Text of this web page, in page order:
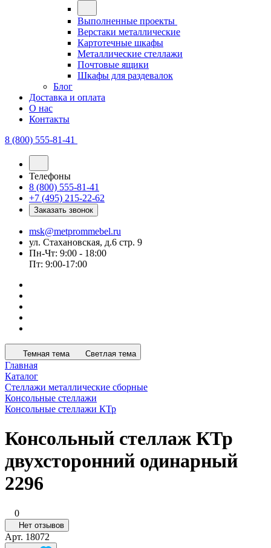
Выполненные проекты
Верстаки металлические
Картотечные шкафы
Металлические стеллажи
Почтовые ящики
Шкафы для раздевалок
Блог
Доставка и оплата
О нас
Контакты
8 (800) 555-81-41
Телефоны
8 (800) 555-81-41
+7 (495) 215-22-62
Заказать звонок
msk@metprommebel.ru
ул. Стахановская, д.6 стр. 9
Пн-Чт: 9:00 - 18:00
Пт: 9:00-17:00
Темная тема Светлая тема
Главная
Каталог
Стеллажи металлические сборные
Консольные стеллажи
Консольные стеллажи КТр
Консольный стеллаж КТр
двухсторонний одинарный
2296
0
Нет отзывов
Арт. 18072